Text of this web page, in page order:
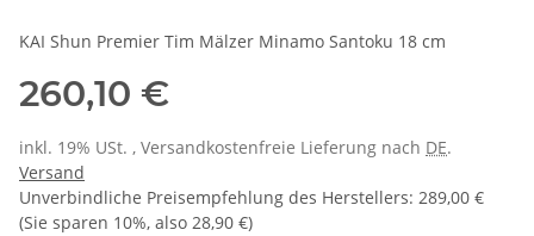
KAI Shun Premier Tim Mälzer Minamo Santoku 18 cm
260,10 €
inkl. 19% USt. , Versandkostenfreie Lieferung nach DE.
Versand
Unverbindliche Preisempfehlung des Herstellers: 289,00 €
(Sie sparen 10%, also 28,90 €)